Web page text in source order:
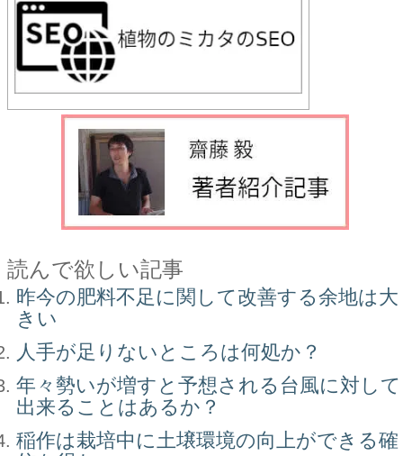
読んで欲しい記事
昨今の肥料不足に関して改善する余地は大
きい
人手が足りないところは何処か？
年々勢いが増すと予想される台風に対して
出来ることはあるか？
稲作は栽培中に土壌環境の向上ができる確